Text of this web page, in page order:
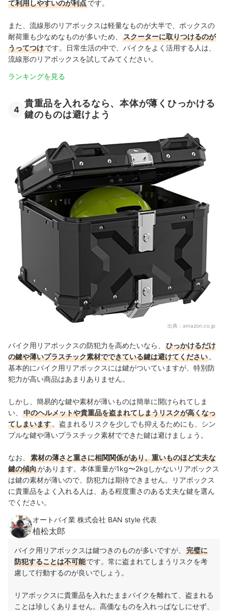
て利用しやすいのが利点です。
また、流線形のリアボックスは軽量なものが大半で、ボックスの
耐荷重も少なめなものが多いため、
スクーターに取りつけるのが
うってつけです。日常生活の中で、バイクをよく活用する人は、
流線形のリアボックスを試してみてください。
ランキングを見る
4
貴重品を入れるなら、本体が薄くひっかける
鍵のものは避けよう
出典： amazon.co.jp
バイク用リアボックスの防犯力を高めたいなら、
ひっかけるだけ
の鍵や薄いプラスチック素材でできている鍵は避けてください 。
基本的にバイク用リアボックスには鍵がついていますが、特別防
犯力が高い商品はあまりありません。
しかし、簡易的な鍵や素材が薄いものは簡単に開けられてしま
い、
中のヘルメットや貴重品を盗まれてしまうリスクが高くなっ
てしまいます 。盗まれるリスクを少しでも抑えるためにも、シン
プルな鍵や薄いプラスチック素材でできた鍵は避けましょう。
なお、
素材の薄さと重さに相関関係があり、重いものほど丈夫な
鍵の傾向があります。本体重量が1kg〜2kgしかないリアボックス
は鍵の素材が薄いので、防犯力は期待できません。リアボックス
に貴重品をよく入れる人は、ある程度重さのある丈夫な鍵を選ん
でください。
オートバイ業 株式会社 BAN style 代表
植松太郎
バイク用リアボックスは鍵つきのものが多いですが、
完璧に
防犯することは不可能です。常に盗まれてしまうリスクを考
慮して行動するのが良いでしょう。
リアボックスに貴重品を入れたままバイクを離れて、盗まれる
ことは珍しくありません。高価なものを入れっぱなしにせず、